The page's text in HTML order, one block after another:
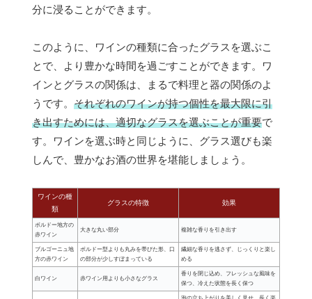
分に浸ることができます。
このように、ワインの種類に合ったグラスを選ぶこ
とで、より豊かな時間を過ごすことができます。ワ
インとグラスの関係は、まるで料理と器の関係のよ
うです。 それぞれのワインが持つ個性を最大限に引
き出すためには、適切なグラスを選ぶことが重要で
す。ワインを選ぶ時と同じように、グラス選びも楽
しんで、豊かなお酒の世界を堪能しましょう。
ワインの種
類
グラスの特徴 効果
ボルドー地方の
赤ワイン
大きな丸い部分 複雑な香りを引き出す
ブルゴーニュ地
方の赤ワイン
ボルドー型よりも丸みを帯びた形、口
の部分が少しすぼまっている
繊細な香りを逃さず、じっくりと楽し
める
白ワイン 赤ワイン用よりも小さなグラス
香りを閉じ込め、フレッシュな風味を
保つ、冷えた状態を長く保つ
泡の立ち上がりを美しく見せ、長く楽